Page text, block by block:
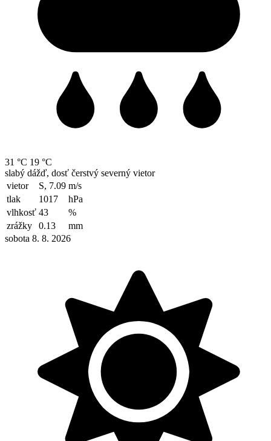
31 °C 19 °C
slabý dážď, dosť čerstvý severný vietor
vietor
S, 7.09 m/s
tlak
1017
hPa
vlhkosť 43
%
zrážky
0.13
mm
sobota 8. 8. 2026